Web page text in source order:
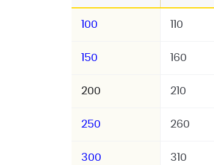
100 110
150 160
200 210
250 260
300 310